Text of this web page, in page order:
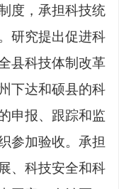
度，承担科技统
研究提出促进科
县科技体制改革
下达和硕县的科
申报、跟踪和监
参加验收。 承担
、科技安全和科